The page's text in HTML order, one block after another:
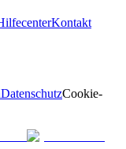
Kontakt
DatenschutzCookie-